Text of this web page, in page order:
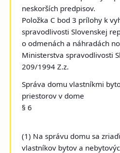
neskorších predpisov.
Položka C bod 3 prílohy k
spravodlivosti Slovenskej
o odmenách a náhradách
Ministerstva spravodlivosti
209/1994 Z.z.
Správa domu vlastníkmi
priestorov v dome
§ 6
(1) Na správu domu sa
vlastníkov bytov a